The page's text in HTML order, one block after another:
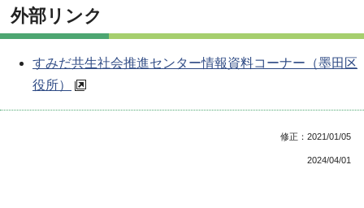
外部リンク
すみだ共生社会推進センター情報資料コーナー（墨田区
役所）
修正：2021/01/05
2024/04/01